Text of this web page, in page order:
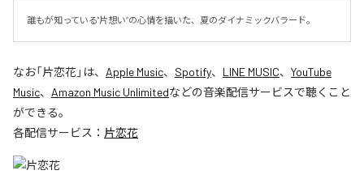
誰もが知っている"片想い”の心情を描いた、夏のダイナミックバラード。
なお「片恋花」は、 Apple Music、 Spotify、 LINE MUSIC、 YouTube
Music、 Amazon Music Unlimitedなどの音楽配信サービスで聴くこと
ができる。
各配信サービス： 片恋花